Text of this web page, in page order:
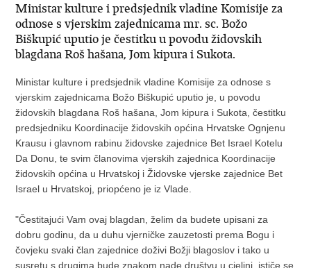
Ministar kulture i predsjednik vladine Komisije za
odnose s vjerskim zajednicama mr. sc. Božo
Biškupić uputio je čestitku u povodu židovskih
blagdana Roš hašana, Jom kipura i Sukota.
Ministar kulture i predsjednik vladine Komisije za odnose s
vjerskim zajednicama Božo Biškupić uputio je, u povodu
židovskih blagdana Roš hašana, Jom kipura i Sukota, čestitku
predsjedniku Koordinacije židovskih općina Hrvatske Ognjenu
Krausu i glavnom rabinu židovske zajednice Bet Israel Kotelu
Da Donu, te svim članovima vjerskih zajednica Koordinacije
židovskih općina u Hrvatskoj i Židovske vjerske zajednice Bet
Israel u Hrvatskoj, priopćeno je iz Vlade.
"Čestitajući Vam ovaj blagdan, želim da budete upisani za
dobru godinu, da u duhu vjerničke zauzetosti prema Bogu i
čovjeku svaki član zajednice doživi Božji blagoslov i tako u
susretu s drugima bude znakom nade društvu u cjelini, ističe se